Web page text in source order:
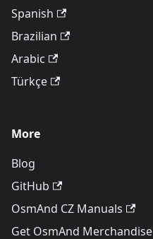
Spanish
Brazilian
Arabic
Türkçe
More
Blog
GitHub
OsmAnd CZ Manuals
Get OsmAnd Merchandise